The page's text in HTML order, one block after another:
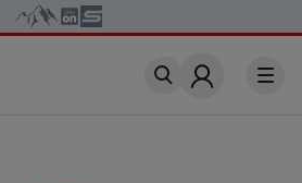
Account